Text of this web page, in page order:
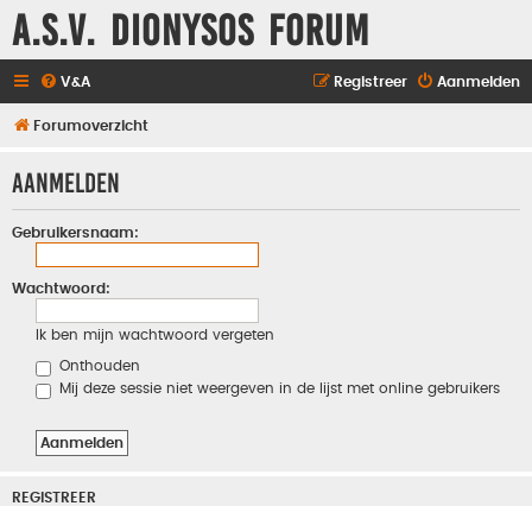
A.S.V. Dionysos Forum
V&A Aanmelden
Registreer
Forumoverzicht
Aanmelden
Gebruikersnaam:
Wachtwoord:
Ik ben mijn wachtwoord vergeten
Onthouden
Mij deze sessie niet weergeven in de lijst met online gebruikers
REGISTREER